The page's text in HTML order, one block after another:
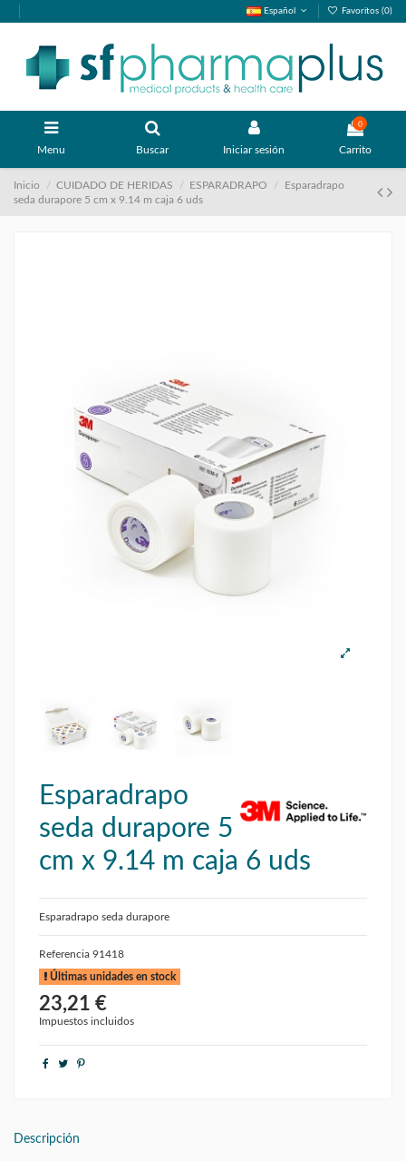
Español Favoritos (0)
Menu Buscar Iniciar sesión
0
Carrito
Inicio CUIDADO DE HERIDAS ESPARADRAPO
Esparadrapo
seda durapore 5 cm x 9.14 m caja 6 uds
Esparadrapo
seda durapore 5
cm x 9.14 m caja 6 uds
Esparadrapo seda durapore
Referencia 91418
Últimas unidades en stock
23,21 €
Impuestos incluidos
Descripción